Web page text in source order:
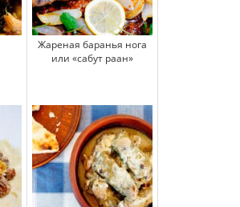
Жареная баранья нога
или «сабут раан»